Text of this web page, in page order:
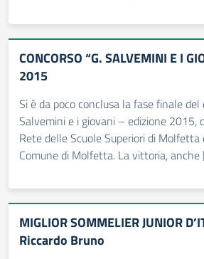
CONCORSO “G. SALVEMINI E I
2015
Si è da poco conclusa la fase finale
Salvemini e i giovani – edizione 2015,
Rete delle Scuole Superiori di
Comune di Molfetta. La vittoria,
MIGLIOR SOMMELIER JUNIOR
Riccardo Bruno